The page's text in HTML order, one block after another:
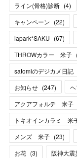
ライン(骨格)診断 (4)
キャンペーン (22)
lapark*SAKU (67)
THROWカラー 米子
satomiのデジカメ日記
お知らせ (247)
アクアフォルテ 米子
トキオインカラミ 米
メンズ 米子 (23)
お花 (3) 阪神大震